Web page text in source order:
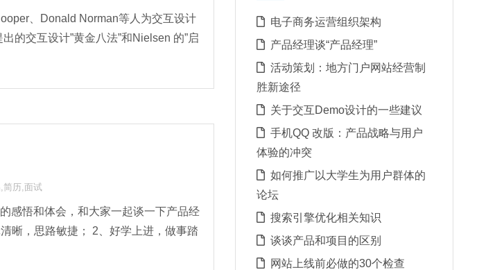
、Donald Norman等人为交互设计
的交互设计”黄金八法”和Nielsen 的”启
,简历,面试
感悟和体会，和大家一起谈一下产品经
晰，思路敏捷； 2、好学上进，做事踏
电子商务运营组织架构
产品经理谈“产品经理”
活动策划：地方门户网站经营制
胜新途径
关于交互Demo设计的一些建议
手机QQ 改版：产品战略与用户
体验的冲突
如何推广以大学生为用户群体的
论坛
搜索引擎优化相关知识
谈谈产品和项目的区别
网站上线前必做的30个检查